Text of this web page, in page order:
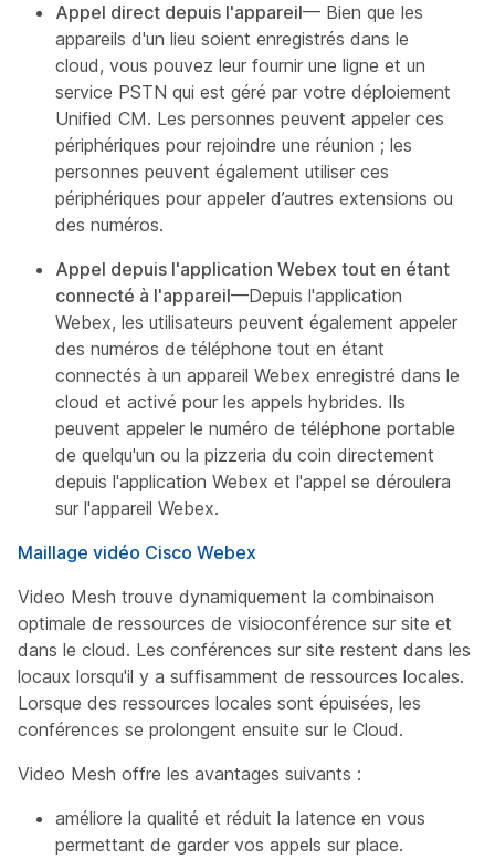
Appel direct depuis l'appareil— Bien que les
appareils d'un lieu soient enregistrés dans le
cloud, vous pouvez leur fournir une ligne et un
service PSTN qui est géré par votre déploiement
Unified CM. Les personnes peuvent appeler ces
périphériques pour rejoindre une réunion ; les
personnes peuvent également utiliser ces
périphériques pour appeler d’autres extensions ou
des numéros.
Appel depuis l'application Webex tout en étant
connecté à l'appareil—Depuis l'application
Webex, les utilisateurs peuvent également appeler
des numéros de téléphone tout en étant
connectés à un appareil Webex enregistré dans le
cloud et activé pour les appels hybrides. Ils
peuvent appeler le numéro de téléphone portable
de quelqu'un ou la pizzeria du coin directement
depuis l'application Webex et l'appel se déroulera
sur l'appareil Webex.
Maillage vidéo Cisco Webex
Video Mesh trouve dynamiquement la combinaison
optimale de ressources de visioconférence sur site et
dans le cloud. Les conférences sur site restent dans les
locaux lorsqu'il y a suffisamment de ressources locales.
Lorsque des ressources locales sont épuisées, les
conférences se prolongent ensuite sur le Cloud.
Video Mesh offre les avantages suivants :
améliore la qualité et réduit la latence en vous
permettant de garder vos appels sur place.